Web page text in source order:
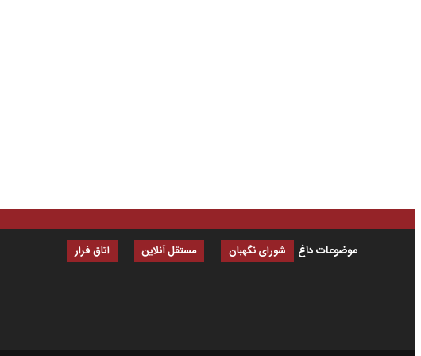
موضوعات داغ شورای نگهبان مستقل آنلاین اتاق فرار